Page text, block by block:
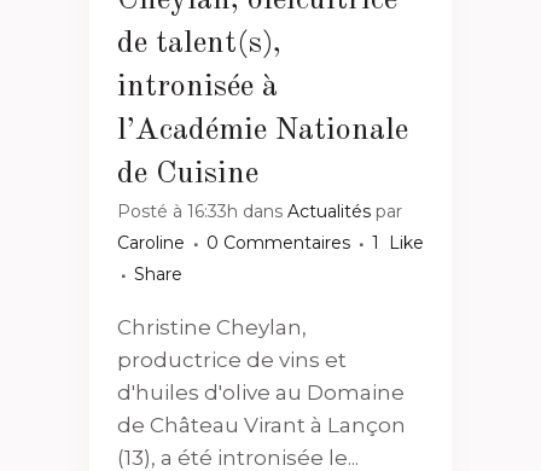
de talent(s),
intronisée à
l’Académie Nationale
de Cuisine
Posté à 16:33h dans Actualités par
Caroline
0 Commentaires 1
Like
Share
Christine Cheylan,
productrice de vins et
d'huiles d'olive au Domaine
de Château Virant à Lançon
(13), a été intronisée le...